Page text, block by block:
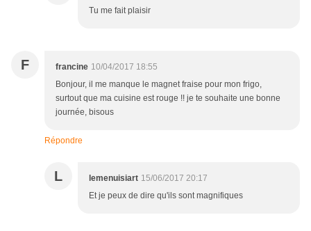
Tu me fait plaisir
F francine 10/04/2017 18:55
Bonjour, il me manque le magnet fraise pour mon frigo,
surtout que ma cuisine est rouge !! je te souhaite une bonne
journée, bisous
Répondre
L lemenuisiart 15/06/2017 20:17
Et je peux de dire qu'ils sont magnifiques